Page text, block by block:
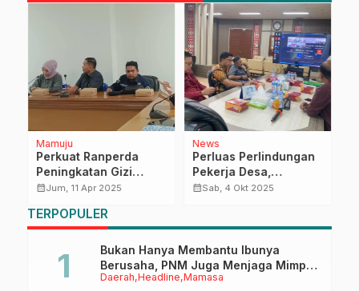
Mamuju
Perkuat Ranperda
Peningkatan Gizi
Masyarakat, DPRD
Kunjungan Kerja
calendar_monthJum, 11 Apr 2025
News
Perluas Perlindungan
Pekerja Desa,
Bapperida Sulbar
Ketenagakerjaan
hingga ke Tingkat
Akar Rumput
calendar_monthSab, 4 Okt 2025
TERPOPULER
Daerah Headline Mamasa
Bukan Hanya Membantu Ibunya
Berusaha, PNM Juga Menjaga Mimpi
Anaknya Untuk Menggapai Cita-Cita